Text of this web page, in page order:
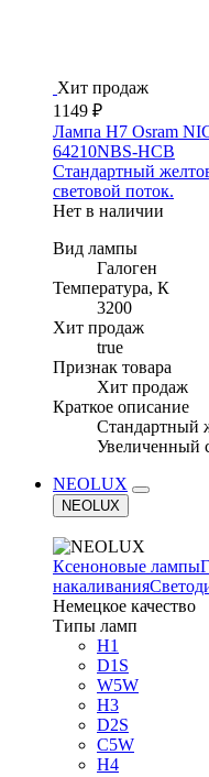
Хит продаж
1149 ₽
Лампа H7 Osram
64210NBS-HCB
Стандартный
световой поток.
Нет в наличии
Вид лампы
Галоген
Температура, К
3200
Хит продаж
true
Признак товара
Хит продаж
Краткое описание
Стандартный
Увеличенный
NEOLUX
NEOLUX
Ксеноновые лампы
накаливания
Немецкое качество
Типы ламп
H1
D1S
W5W
H3
D2S
C5W
H4